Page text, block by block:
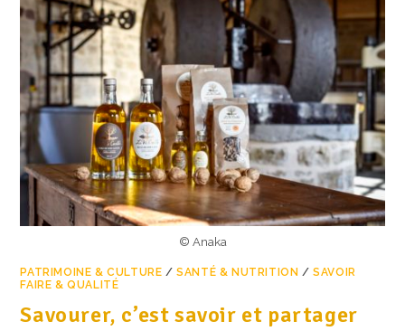
© Anaka
PATRIMOINE & CULTURE /SANTÉ & NUTRITION /SAVOIR
FAIRE & QUALITÉ
Savourer, c’est savoir et partager